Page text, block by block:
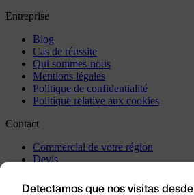
Entreprise
Blog
Cas de réussite
Qui sommes-nous
Mentions légales
Politique de confidentialité
Politique relative aux cookies
Contact
Commercial de votre région
Devis
Rendez-nous visite
Detectamos que nos visitas desde